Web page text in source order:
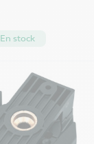
En stock